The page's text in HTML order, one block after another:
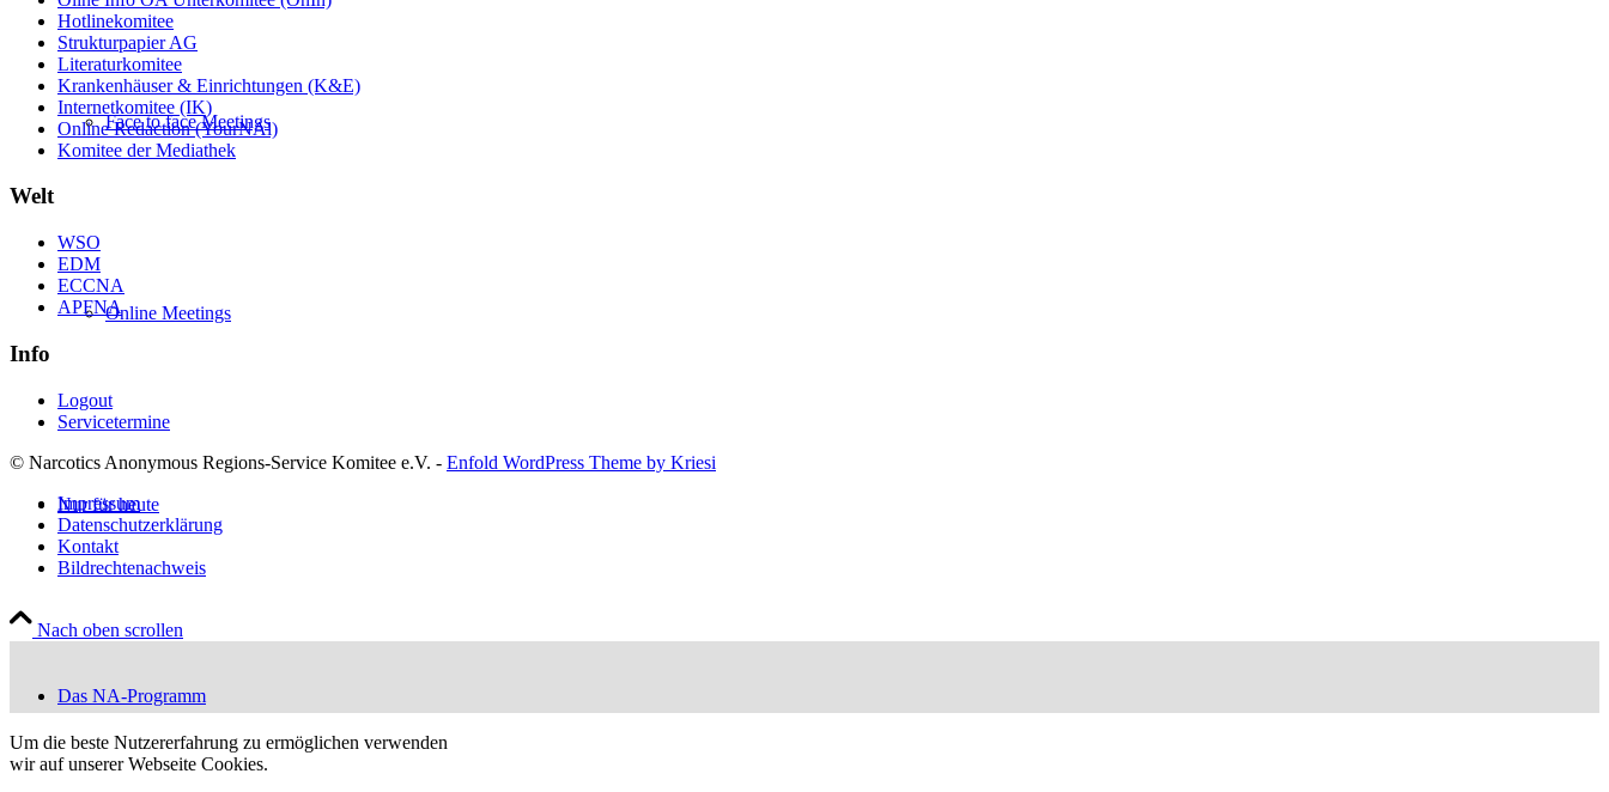
Face to face Meetings
Online Meetings
Nur für heute
Das NA-Programm
Hotlinekomitee
Strukturpapier AG
Literaturkomitee
Krankenhäuser & Einrichtungen (K&E)
Internetkomitee (IK)
Online Redaction (YourNAl)
Komitee der Mediathek
Welt
WSO
EDM
ECCNA
APFNA
Info
Logout
Servicetermine
© Narcotics Anonymous Regions-Service Komitee e.V. - Enfold WordPress Theme by Kriesi
Impressum
Datenschutzerklärung
Kontakt
Bildrechtenachweis
Nach oben scrollen
Um die beste Nutzererfahrung zu ermöglichen verwenden
wir auf unserer Webseite Cookies.